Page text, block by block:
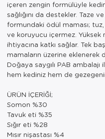
içeren zengin formülüyle
sağlığını da destekler. Taze
formundaki ödül maması;
ve koruyucu içermez. Yüksek
ihtiyacına katkı sağlar. Tek
mamaların üzerine eklenerek
Doğaya saygılı PAB
hem kediniz hem de
ÜRÜN İÇERİĞİ;
Somon %30
Tavuk eti %35
Sığır eti %28
Mısır nişastası %4